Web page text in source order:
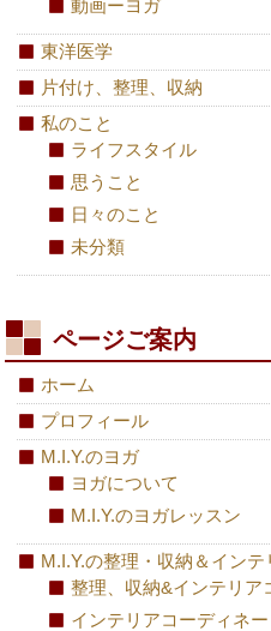
動画ーヨガ
東洋医学
片付け、整理、収納
私のこと
ライフスタイル
思うこと
日々のこと
未分類
ページご案内
ホーム
プロフィール
M.I.Y.のヨガ
ヨガについて
M.I.Y.のヨガレッスン
M.I.Y.の整理・収納＆インテ
整理、収納&インテリア
インテリアコーディネー